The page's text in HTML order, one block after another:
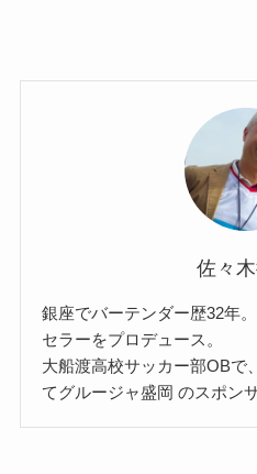
佐々
銀座でバーテンダー歴32年
セラーをプロデュース。
大船渡高校サッカー部OBで
てグルージャ盛岡 のスポン